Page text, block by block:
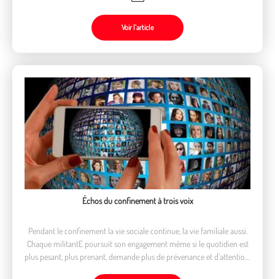
Voir l’article
Échos du confinement à trois voix
Pendant le confinement la vie sociale continue, la vie familiale aussi.
Chaque militantE poursuit son engagement même si le quotidien est
plus pesant, plus prenant, demande plus de prévenance et d’attention.